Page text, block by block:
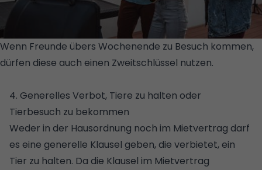
Wenn Freunde übers Wochenende zu Besuch kommen,
dürfen diese auch einen Zweitschlüssel nutzen.
4. Generelles Verbot, Tiere zu halten oder
Tierbesuch zu bekommen
Weder in der Hausordnung noch im Mietvertrag darf
es eine generelle Klausel geben, die verbietet, ein
Tier zu halten. Da die Klausel im Mietvertrag